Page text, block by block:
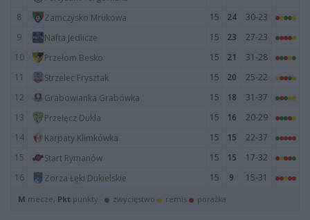
8
Zamczysko Mrukowa 15 24
30-23
9
Nafta Jedlicze 15 23
27-23
10
Przełom Besko 15 21
31-28
11
Strzelec Frysztak 15 20
25-22
12
Grabowianka Grabówka 15 18
31-37
13
Przełęcz Dukla 15 16
20-29
14
Karpaty Klimkówka 15 15
22-37
15
Start Rymanów 15 15
17-32
16
Zorza Łęki Dukielskie 15 9 15-31
M mecze, Pkt punkty · zwycięstwo remis porażka